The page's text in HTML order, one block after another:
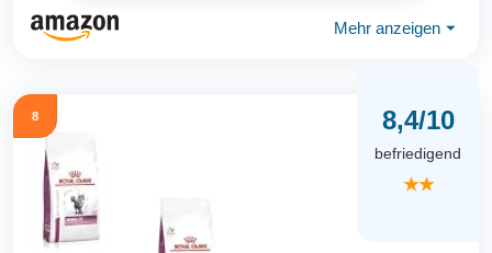
Mehr anzeigen ⏷
8 8,4/10
befriedigend
★★